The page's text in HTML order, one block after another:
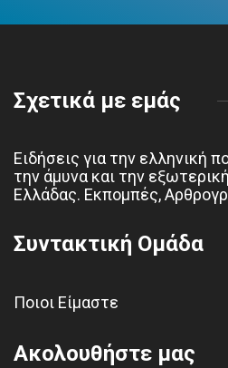
Σχετικά με εμάς
Ειδήσεις για την ελληνική
την άμυνα και την
Ελλάδας. Εκπομπές,
Συντακτική Ομάδα
Ποιοι Είμαστε
Ακολουθήστε μας